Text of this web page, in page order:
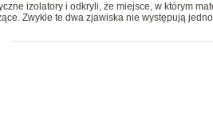
izolatory i odkryli, że miejsce, w którym
Zwykle te dwa zjawiska nie występują